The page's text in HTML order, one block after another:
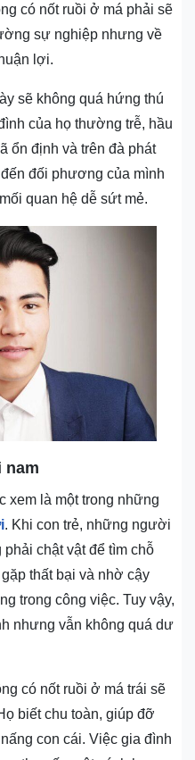
có nốt ruồi ở má phải sẽ
sự nghiệp nhưng về
lợi.
sẽ không quá hứng thú
của họ thường trễ, hầu
ổn định và trên đà phát
đối phương của mình
quan hệ dễ sứt mẻ.
nam
xem là một trong những
. Khi con trẻ, những người
chật vật để tìm chỗ
thất bại và nhờ cậy
trong công việc. Tuy vậy,
nhưng vẫn không quá dư
có nốt ruồi ở má trái sẽ
biết chu toàn, giúp đỡ
con cái. Việc gia đình